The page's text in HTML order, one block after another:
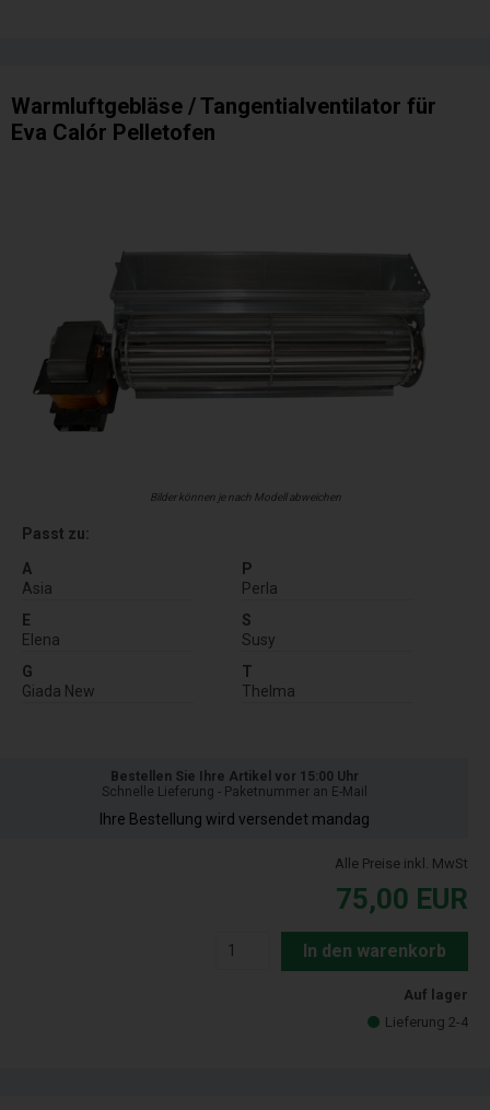
Warmluftgebläse / Tangentialventilator für
Eva Calór Pelletofen
Bilder können je nach Modell abweichen
Passt zu:
A
Asia
E
Elena
G
Giada New
P
Perla
S
Susy
T
Thelma
Bestellen Sie Ihre Artikel vor 15:00 Uhr
Schnelle Lieferung - Paketnummer an E-Mail
Ihre Bestellung wird versendet mandag
Alle Preise inkl. MwSt
75,00 EUR
In den warenkorb
Auf lager
Lieferung 2-4